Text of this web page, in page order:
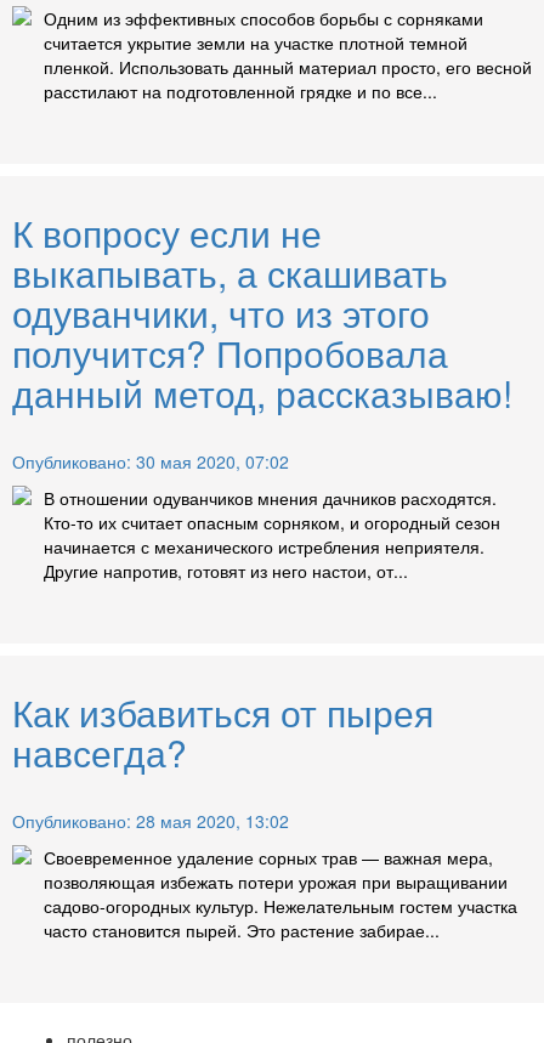
Одним из эффективных способов борьбы с сорняками
считается укрытие земли на участке плотной темной
пленкой. Использовать данный материал просто, его весной
расстилают на подготовленной грядке и по все...
К вопросу если не
выкапывать, а скашивать
одуванчики, что из этого
получится? Попробовала
данный метод, рассказываю!
Опубликовано: 30 мая 2020, 07:02
В отношении одуванчиков мнения дачников расходятся.
Кто-то их считает опасным сорняком, и огородный сезон
начинается с механического истребления неприятеля.
Другие напротив, готовят из него настои, от...
Как избавиться от пырея
навсегда?
Опубликовано: 28 мая 2020, 13:02
Своевременное удаление сорных трав — важная мера,
позволяющая избежать потери урожая при выращивании
садово-огородных культур. Нежелательным гостем участка
часто становится пырей. Это растение забирае...